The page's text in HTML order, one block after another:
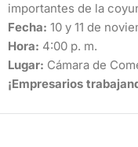
importantes de la
Fecha: 10 y 11 de
Hora: 4:00 p. m.
Lugar: Cámara de
¡Empresarios